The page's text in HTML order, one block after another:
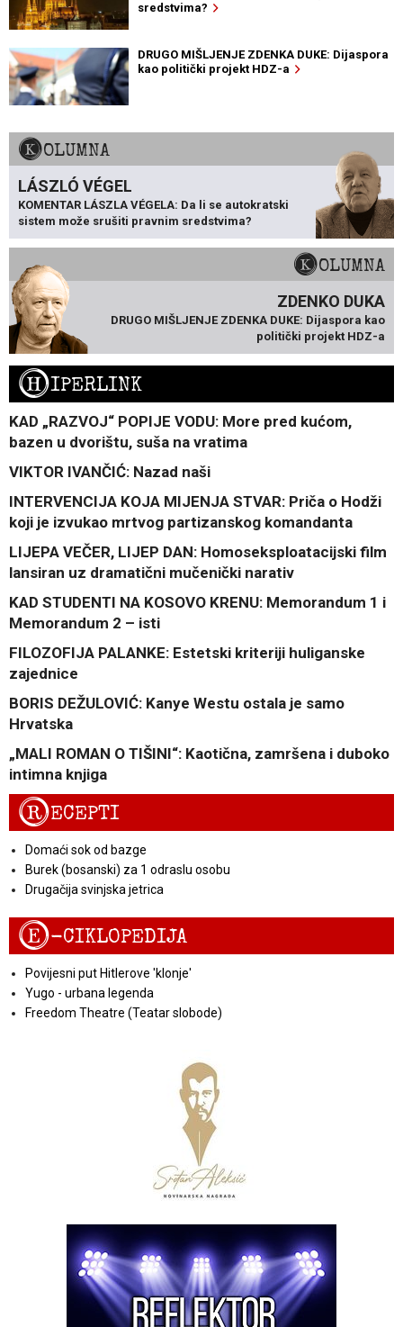
sredstvima?
DRUGO MIŠLJENJE ZDENKA DUKE: Dijaspora
kao politički projekt HDZ-a
KOLUMNA
LÁSZLÓ VÉGEL
KOMENTAR LÁSZLA VÉGELA: Da li se autokratski
sistem može srušiti pravnim sredstvima?
KOLUMNA
ZDENKO DUKA
DRUGO MIŠLJENJE ZDENKA DUKE: Dijaspora kao
politički projekt HDZ-a
HIPERLINK
KAD „RAZVOJ“ POPIJE VODU: More pred kućom,
bazen u dvorištu, suša na vratima
VIKTOR IVANČIĆ: Nazad naši
INTERVENCIJA KOJA MIJENJA STVAR: Priča o Hodži
koji je izvukao mrtvog partizanskog komandanta
LIJEPA VEČER, LIJEP DAN: Homoseksploatacijski film
lansiran uz dramatični mučenički narativ
KAD STUDENTI NA KOSOVO KRENU: Memorandum 1 i
Memorandum 2 – isti
FILOZOFIJA PALANKE: Estetski kriteriji huliganske
zajednice
BORIS DEŽULOVIĆ: Kanye Westu ostala je samo
Hrvatska
„MALI ROMAN O TIŠINI“: Kaotična, zamršena i duboko
intimna knjiga
RECEPTI
Domaći sok od bazge
Burek (bosanski) za 1 odraslu osobu
Drugačija svinjska jetrica
E-CIKLOPEDIJA
Povijesni put Hitlerove 'klonje'
Yugo - urbana legenda
Freedom Theatre (Teatar slobode)